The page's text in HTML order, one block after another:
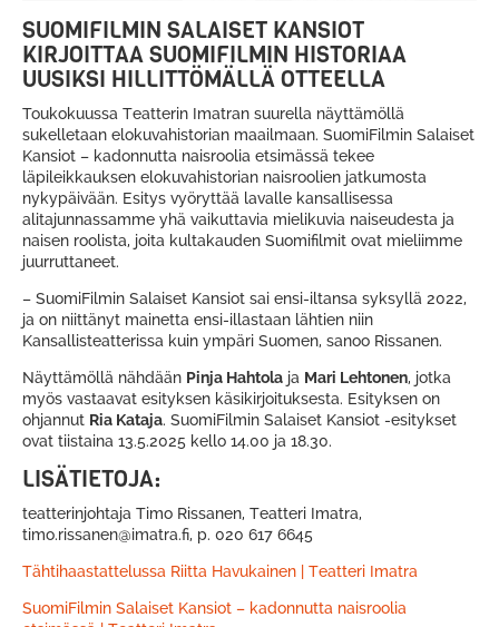
SUOMIFILMIN SALAISET KANSIOT
KIRJOITTAA SUOMIFILMIN HISTORIAA
UUSIKSI HILLITTÖMÄLLÄ OTTEELLA
Toukokuussa Teatterin Imatran suurella näyttämöllä
sukelletaan elokuvahistorian maailmaan. SuomiFilmin Salaiset
Kansiot – kadonnutta naisroolia etsimässä tekee
läpileikkauksen elokuvahistorian naisroolien jatkumosta
nykypäivään. Esitys vyöryttää lavalle kansallisessa
alitajunnassamme yhä vaikuttavia mielikuvia naiseudesta ja
naisen roolista, joita kultakauden Suomifilmit ovat mieliimme
juurruttaneet.
– SuomiFilmin Salaiset Kansiot sai ensi-iltansa syksyllä 2022,
ja on niittänyt mainetta ensi-illastaan lähtien niin
Kansallisteatterissa kuin ympäri Suomen, sanoo Rissanen.
Näyttämöllä nähdään Pinja Hahtola ja Mari Lehtonen, jotka
myös vastaavat esityksen käsikirjoituksesta. Esityksen on
ohjannut Ria Kataja. SuomiFilmin Salaiset Kansiot -esitykset
ovat tiistaina 13.5.2025 kello 14.00 ja 18.30.
LISÄTIETOJA:
teatterinjohtaja Timo Rissanen, Teatteri Imatra,
timo.rissanen@imatra.fi, p. 020 617 6645
Tähtihaastattelussa Riitta Havukainen | Teatteri Imatra
SuomiFilmin Salaiset Kansiot – kadonnutta naisroolia